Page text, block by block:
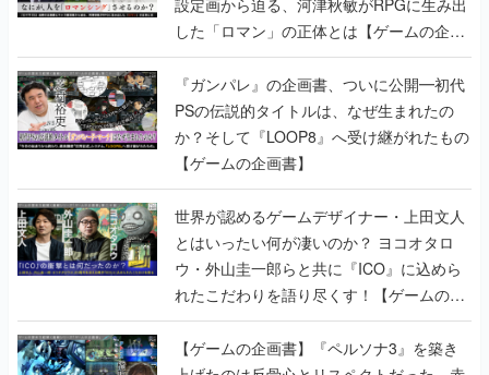
設定画から迫る、河津秋敏がRPGに生み出
した「ロマン」の正体とは【ゲームの企画
書】
『ガンパレ』の企画書、ついに公開━初代
PSの伝説的タイトルは、なぜ生まれたの
か？そして『LOOP8』へ受け継がれたもの
【ゲームの企画書】
世界が認めるゲームデザイナー・上田文人
とはいったい何が凄いのか？ ヨコオタロ
ウ・外山圭一郎らと共に『ICO』に込めら
れたこだわりを語り尽くす！【ゲームの企
画書】
【ゲームの企画書】『ペルソナ3』を築き